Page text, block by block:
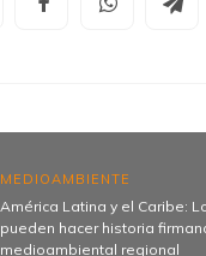
MEDIOAMBIENTE
América Latina y el Caribe:
pueden hacer historia
medioambiental regional